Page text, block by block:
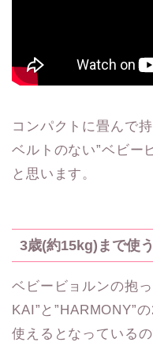
コンパクトに畳んで
ベルトのない”ベビー
と思います。
3歳(約15kg)まで使
ベビービョルンの抱
KAI”と”HARMONY”
使えるとなっているの